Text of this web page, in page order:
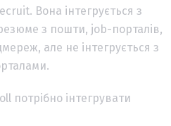
Вона інтегрується з
з пошти, job-порталів,
але не інтегрується з
потрібно інтегрувати